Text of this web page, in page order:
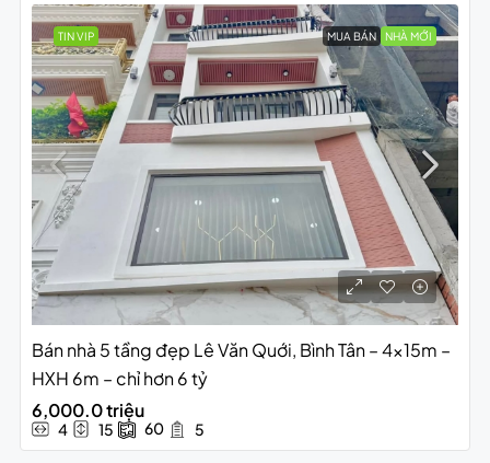
TIN VIP MUA BÁN NHÀ MỚI
Bán nhà 5 tầng đẹp Lê Văn Quới, Bình Tân – 4x15m –
HXH 6m – chỉ hơn 6 tỷ
6,000.0 triệu
4 15 60 5